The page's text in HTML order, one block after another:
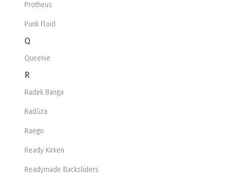
Protheus
Punk Floid
Q
Queenie
R
Radek Banga
Radůza
Raego
Ready Kirken
Readymade Backsliders